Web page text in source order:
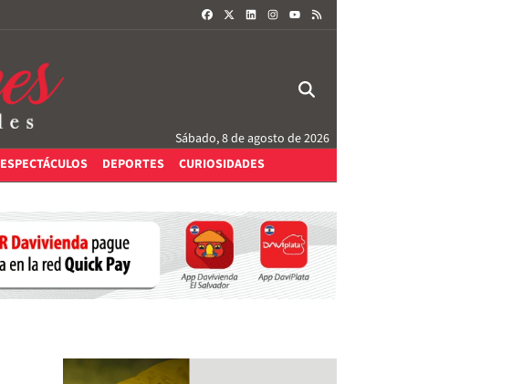
FACEBOOKLINKEDININSTAGRAM
Sábado, 8 de agosto de 2026
ESPECTÁCULOS DEPORTES CURIOSIDADES